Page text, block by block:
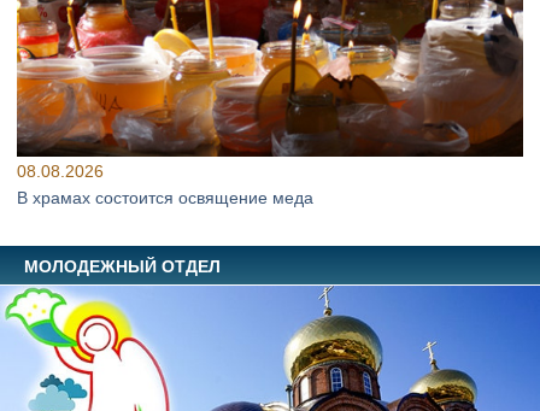
08.08.2026
В храмах состоится освящение меда
МОЛОДЕЖНЫЙ ОТДЕЛ